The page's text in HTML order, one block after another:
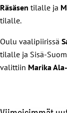
Räsäsen tilalle ja
tilalle.
Oulu vaalipiirissä
tilalle ja Sisä-
valittiin Marika
O